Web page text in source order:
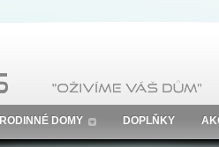
RODINNÉ DOMY DOPLŇKY